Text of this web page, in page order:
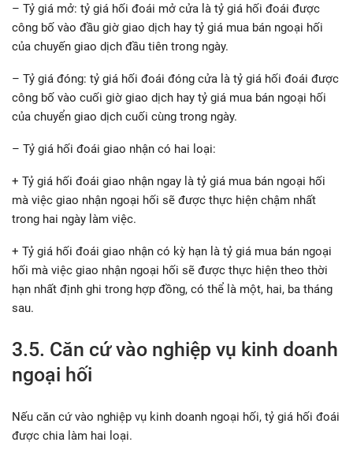
– Tỷ giá mở: tỷ giá hối đoái mở cửa là tỷ giá hối đoái được
công bố vào đầu giờ giao dịch hay tỷ giá mua bán ngoại hối
của chuyến giao dịch đầu tiên trong ngày.
– Tỷ giá đóng: tỷ giá hối đoái đóng cửa là tỷ giá hối đoái được
công bố vào cuối giờ giao dịch hay tỷ giá mua bán ngoại hối
của chuyển giao dịch cuối cùng trong ngày.
– Tỷ giá hối đoái giao nhận có hai loại:
+ Tỷ giá hối đoái giao nhận ngay là tỷ giá mua bán ngoại hối
mà việc giao nhận ngoại hối sẽ được thực hiện chậm nhất
trong hai ngày làm việc.
+ Tỷ giá hối đoái giao nhận có kỳ hạn là tỷ giá mua bán ngoại
hối mà việc giao nhận ngoại hối sẽ được thực hiện theo thời
hạn nhất định ghi trong hợp đồng, có thể là một, hai, ba tháng
sau.
3.5. Căn cứ vào nghiệp vụ kinh doanh
ngoại hối
Nếu căn cứ vào nghiệp vụ kinh doanh ngoại hối, tỷ giá hối đoái
được chia làm hai loại.